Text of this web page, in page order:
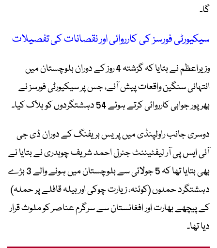
گا۔
سیکیورٹی فورسز کی کارروائی اور نقصانات کی تفصیلات
وزیراعظم نے بتایا کہ گزشتہ 4 روز کے دوران بلوچستان میں
انتہائی سنگین واقعات پیش آئے، جس پر سیکیورٹی فورسز نے
بھرپور جوابی کارروائی کرتے ہوئے 54 دہشتگردوں کو ہلاک کیا۔
دوسری جانب راولپنڈی میں پریس بریفنگ کے دوران ڈی جی
آئی ایس پی آر لیفٹیننٹ جنرل احمد شریف چوہدری نے بتایا نے
بھی بتایا تھا کہ 5 جولائی سے بلوچستان میں ہونے والے 3 بڑے
دہشتگرد حملوں (کوئٹہ، زیارت چوکی اور بیلہ قافلے پر حملہ)
کے پیچھے بھارت اور افغانستان سے سرگرم عناصر کو ملوث قرار
دیا تھا۔